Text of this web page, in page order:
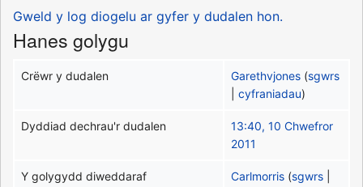
Gweld y log diogelu ar gyfer y dudalen hon.
Hanes golygu
Crëwr y dudalen Garethvjones (sgwrs
|cyfraniadau)
Dyddiad dechrau'r dudalen
13:40, 10 Chwefror
2011
Y golygydd diweddaraf Carlmorris (sgwrs